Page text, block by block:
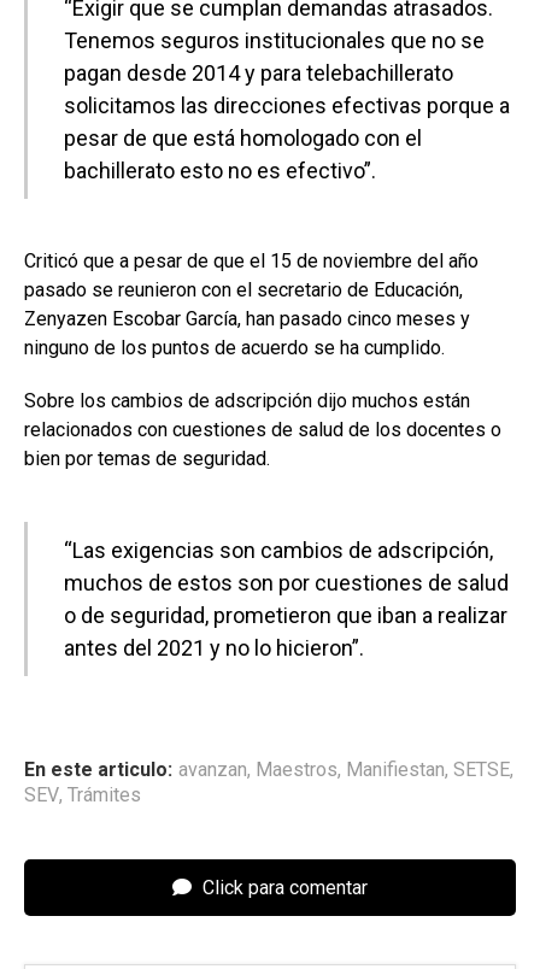
“Exigir que se cumplan demandas atrasados.
Tenemos seguros institucionales que no se
pagan desde 2014 y para telebachillerato
solicitamos las direcciones efectivas porque a
pesar de que está homologado con el
bachillerato esto no es efectivo”.
Criticó que a pesar de que el 15 de noviembre del año
pasado se reunieron con el secretario de Educación,
Zenyazen Escobar García, han pasado cinco meses y
ninguno de los puntos de acuerdo se ha cumplido.
Sobre los cambios de adscripción dijo muchos están
relacionados con cuestiones de salud de los docentes o
bien por temas de seguridad.
“Las exigencias son cambios de adscripción,
muchos de estos son por cuestiones de salud
o de seguridad, prometieron que iban a realizar
antes del 2021 y no lo hicieron”.
En este articulo: avanzan, Maestros, Manifiestan, SETSE,
SEV, Trámites
Click para comentar